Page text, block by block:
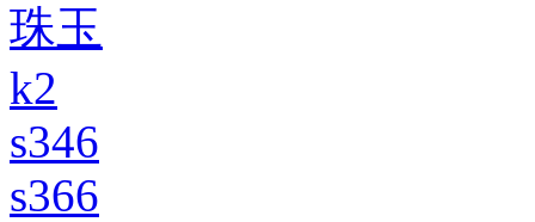
珠玉
k2
s346
s366